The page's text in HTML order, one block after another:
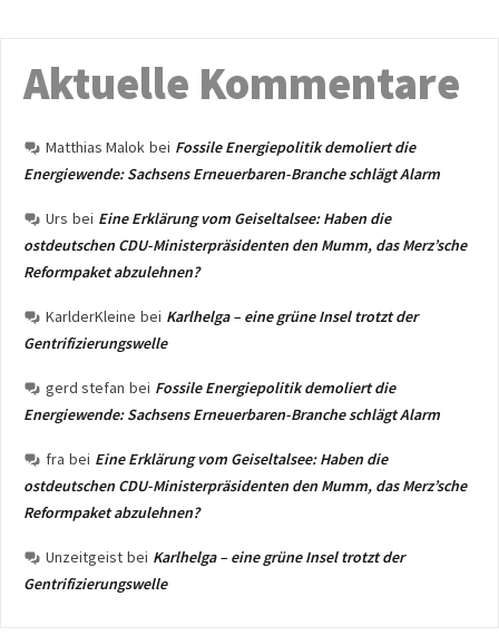
Aktuelle Kommentare
Matthias Malok bei Fossile Energiepolitik demoliert die
Energiewende: Sachsens Erneuerbaren-Branche schlägt Alarm
Urs bei Eine Erklärung vom Geiseltalsee: Haben die
ostdeutschen CDU-Ministerpräsidenten den Mumm, das Merz’sche
Reformpaket abzulehnen?
KarlderKleine bei Karlhelga – eine grüne Insel trotzt der
Gentrifizierungswelle
gerd stefan bei Fossile Energiepolitik demoliert die
Energiewende: Sachsens Erneuerbaren-Branche schlägt Alarm
fra bei Eine Erklärung vom Geiseltalsee: Haben die
ostdeutschen CDU-Ministerpräsidenten den Mumm, das Merz’sche
Reformpaket abzulehnen?
Unzeitgeist bei Karlhelga – eine grüne Insel trotzt der
Gentrifizierungswelle